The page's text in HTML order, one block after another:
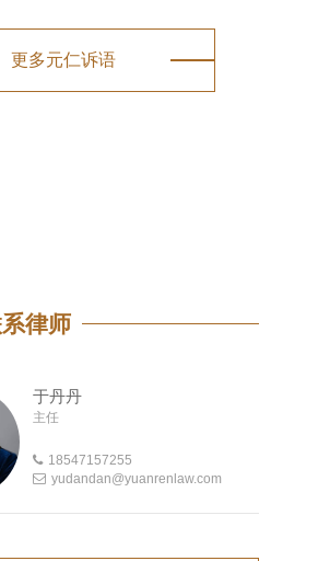
更多元仁诉语
律师
于丹丹
主任
18547157255
yudandan@yuanrenlaw.com